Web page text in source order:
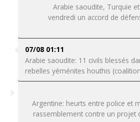
Arabie saoudite, Turquie
vendredi un accord de
07/08 01:11
Arabie saoudite: 11 civils blessés
rebelles yéménites houthis
Argentine: heurts entre police et
rassemblement contre un projet